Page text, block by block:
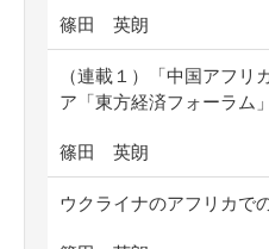
篠田 英朗
（連載１）「中国アフ
ア「東方経済フォーラム
篠田 英朗
ウクライナのアフリカで